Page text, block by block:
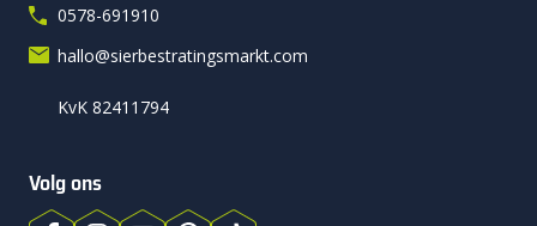
0578-691910
hallo@sierbestratingsmarkt.com
KvK 82411794
Volg ons